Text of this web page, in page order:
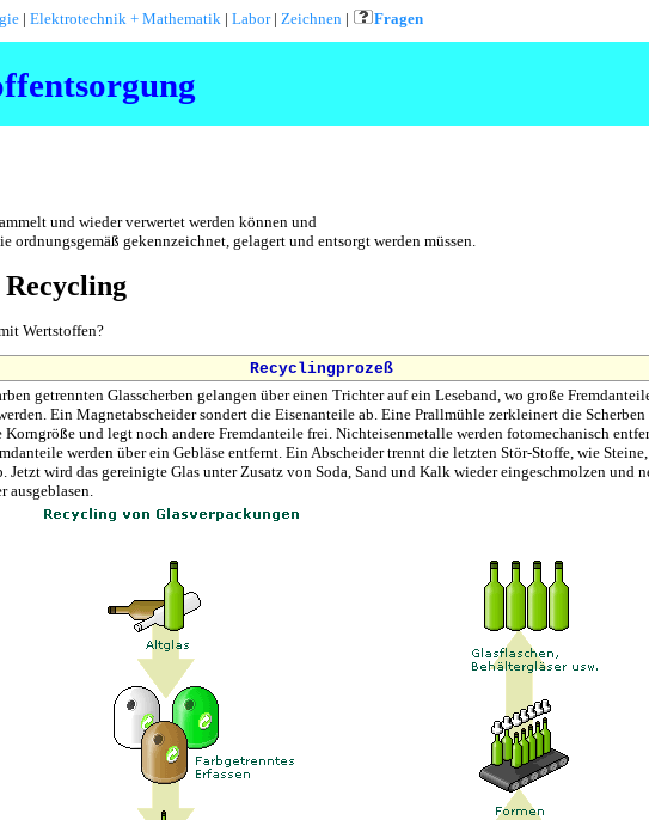
| Elektrotechnik + Mathematik | Labor| Zeichnen | Fragen
und wieder verwertet werden können und
ordnungsgemäß gekennzeichnet, gelagert und entsorgt werden müssen.
Wertstoffen?
Recyclingprozeß
getrennten Glasscherben gelangen über einen Trichter auf ein Leseband, wo große
Ein Magnetabscheider sondert die Eisenanteile ab. Eine Prallmühle zerkleinert die
Korngröße und legt noch andere Fremdanteile frei. Nichteisenmetalle werden fotomechanisch
werden über ein Gebläse entfernt. Ein Abscheider trennt die letzten Stör-Stoffe, wie
Jetzt wird das gereinigte Glas unter Zusatz von Soda, Sand und Kalk wieder eingeschmolzen und
ausgeblasen.